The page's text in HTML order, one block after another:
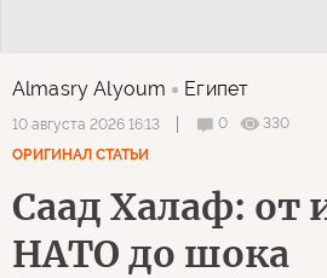
Almasry Alyoum Египет
10 августа 2026 16:13 0
330
ОРИГИНАЛ СТАТЬИ
Саад Халаф: от
НАТО до шока